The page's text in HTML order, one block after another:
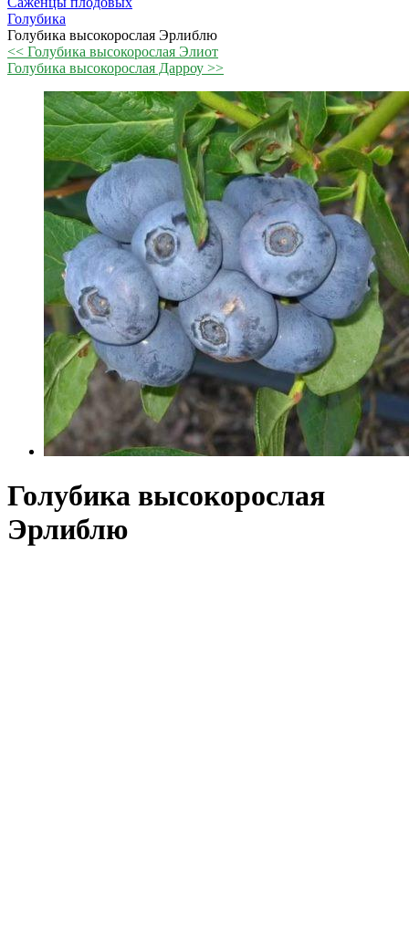
Голубика
Голубика высокорослая Эрлиблю
<< Голубика высокорослая Элиот
Голубика высокорослая Дарроу >>
Голубика высокорослая
Эрлиблю